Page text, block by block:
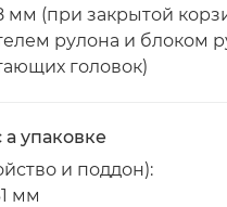
мм (при закрытой
рулона и блоком
головок)
а упаковке
и поддон):
мм